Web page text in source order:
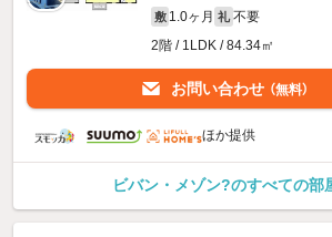
敷 1.0ヶ月 礼 不要
2階 / 1LDK / 84.34㎡
お問い合わせ （無料）
ほか提供
ビバン・メゾン?のすべての部